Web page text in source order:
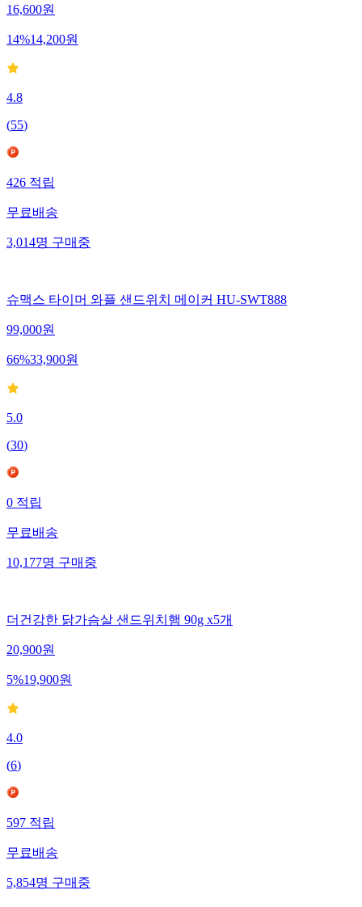
16,600원
14%14,200원
4.8
(55)
426 적립
무료배송
3,014명 구매중
슈맥스 타이머 와플 샌드위치 메이커 HU-SWT888
99,000원
66%33,900원
5.0
(30)
0 적립
무료배송
10,177명 구매중
더건강한 닭가슴살 샌드위치햄 90g x5개
20,900원
5%19,900원
4.0
(6)
597적립
무료배송
5,854명구매중